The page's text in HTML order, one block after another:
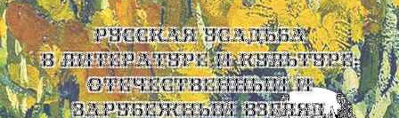
Русская усадьба
в литературе и культуре:
отечественный и
зарубежный взгляд